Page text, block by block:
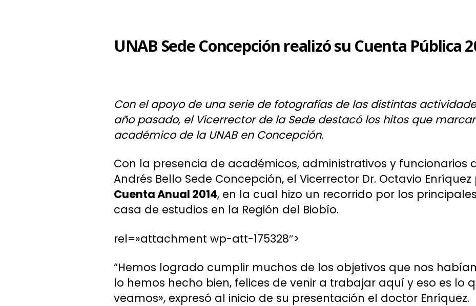
UNAB Sede Concepción realizó su Cuenta Pública
Con el apoyo de una serie de fotografías de las distintas
año pasado, el Vicerrector de la Sede destacó los hitos que
académico de la UNAB en Concepción.
Con la presencia de académicos, administrativos y funcionarios
Andrés Bello Sede Concepción, el Vicerrector Dr. Octavio
Cuenta Anual 2014, en la cual hizo un recorrido por los
casa de estudios en la Región del Biobío.
rel=»attachment wp-att-175328″>
“Hemos logrado cumplir muchos de los objetivos que nos
lo hemos hecho bien, felices de venir a trabajar aquí y eso es lo
veamos», expresó al inicio de su presentación el doctor Enríquez.